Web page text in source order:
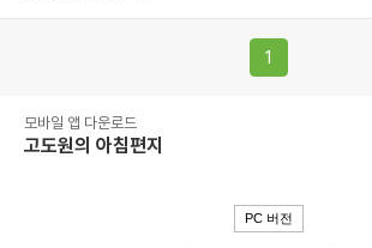
1
모바일 앱 다운로드
고도원의 아침편지
PC 버전